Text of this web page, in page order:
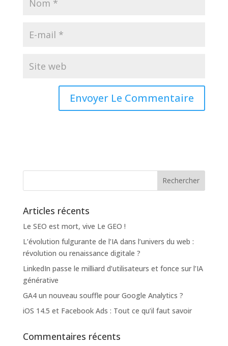
Articles récents
Le SEO est mort, vive Le GEO !
L’évolution fulgurante de l’IA dans l’univers du web :
révolution ou renaissance digitale ?
LinkedIn passe le milliard d’utilisateurs et fonce sur l’IA
générative
GA4 un nouveau souffle pour Google Analytics ?
iOS 14.5 et Facebook Ads : Tout ce qu’il faut savoir
Commentaires récents